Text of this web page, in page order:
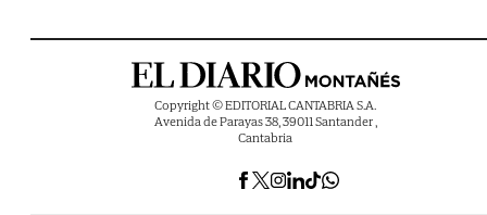
Copyright © EDITORIAL CANTABRIA S.A.
Avenida de Parayas 38, 39011 Santander ,
Cantabria